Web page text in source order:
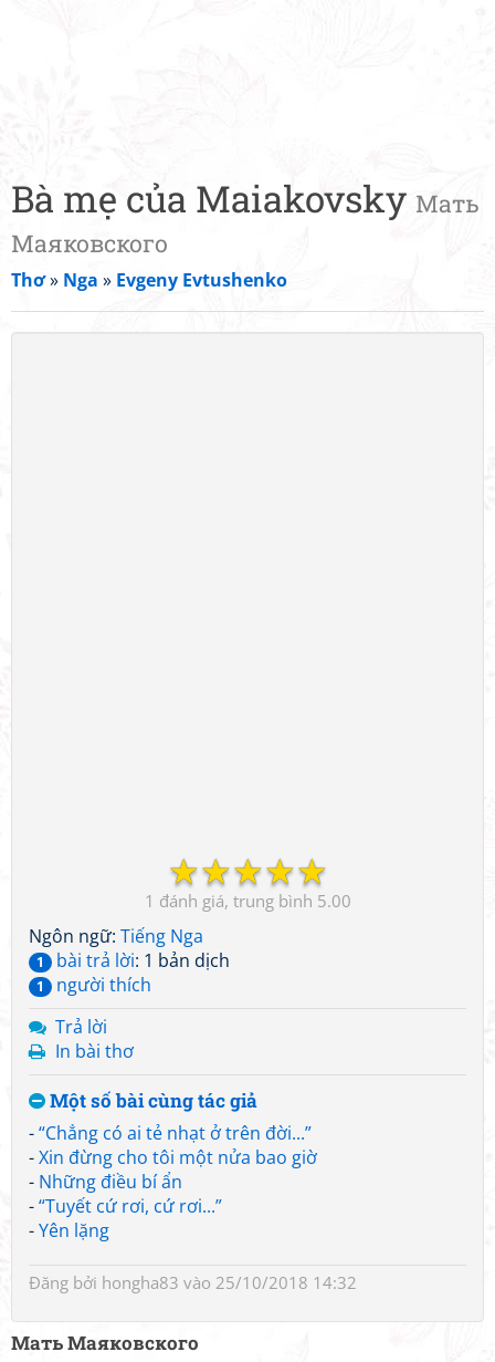
Bà mẹ của Maiakovsky Мать
Маяковского
Thơ» Nga » Evgeny Evtushenko
☆
☆
☆
☆
☆
1 5.00
Ngôn ngữ: Tiếng Nga
1 bài trả lời: 1 bản dịch
1
người thích
Trả lời
In bài thơ
Một số bài cùng tác giả
-“Chẳng có ai tẻ nhạt ở trên đời...”
-Xin đừng cho tôi một nửa bao giờ
- Những điều bí ẩn
-“Tuyết cứ rơi, cứ rơi...”
-Yên lặng
Đăng bởi hongha83 vào 25/10/2018 14:32
Мать Маяковского